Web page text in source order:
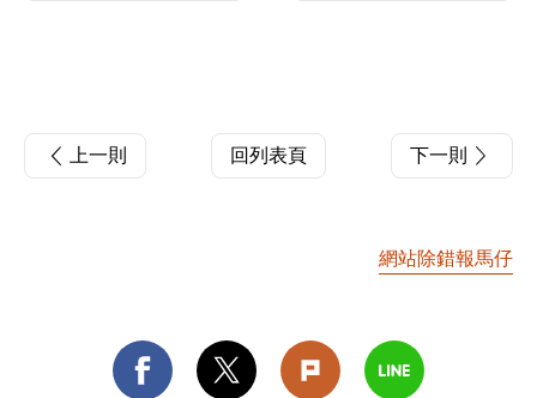
上一則 回列表頁 下一則
網站除錯報馬仔